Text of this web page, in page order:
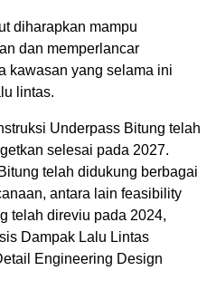
diharapkan mampu
dan memperlancar
kawasan yang selama ini
lintas.
Underpass Bitung telah
selesai pada 2027.
telah didukung berbagai
antara lain feasibility
telah direviu pada 2024,
Dampak Lalu Lintas
Engineering Design